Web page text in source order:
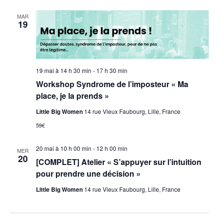
MAR
19
Workshop Syndrome de l’imposteur « Ma
place, je la prends »
19 mai à 14 h 30 min - 17 h 30 min
Little Big Women 14 rue Vieux Faubourg, Lille, France
59€
MER
20
[COMPLET] Atelier « S’appuyer sur l’intuition
pour prendre une décision »
20 mai à 10 h 00 min - 12 h 00 min
Little Big Women 14 rue Vieux Faubourg, Lille, France